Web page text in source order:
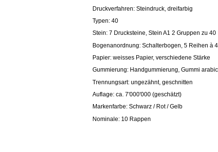
Druckverfahren: Steindruck, dreifarbig
Typen: 40
Stein: 7 Drucksteine, Stein A1 2 Gruppen zu
Bogenanordnung: Schalterbogen, 5 Reihen à
Papier: weisses Papier, verschiedene Stärke
Gummierung: Handgummierung, Gummi
Trennungsart: ungezähnt, geschnitten
Auflage: ca. 7'000'000 (geschätzt)
Markenfarbe: Schwarz / Rot / Gelb
Nominale: 10 Rappen